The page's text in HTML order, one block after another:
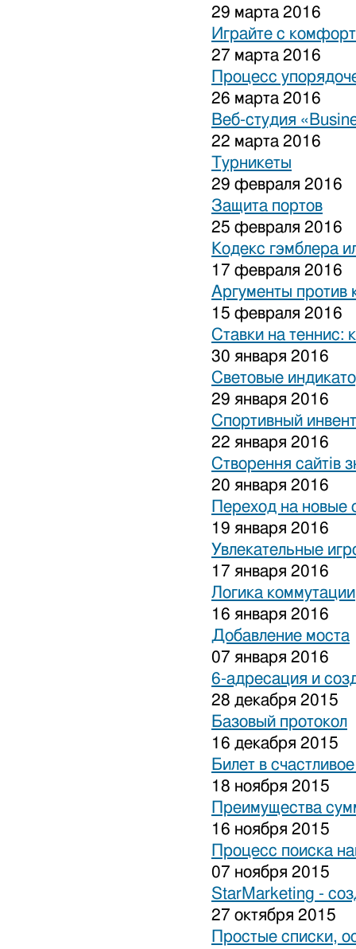
29 марта 2016
Играйте с
27 марта 2016
Процесс
26 марта 2016
Веб-студия
22 марта 2016
Турникеты
29 февраля 2016
Защита портов
25 февраля 2016
Кодекс гэмблера
17 февраля 2016
Аргументы против
15 февраля 2016
Ставки на теннис:
30 января 2016
Световые
29 января 2016
Спортивный
22 января 2016
Створення сайтів
20 января 2016
Переход на новые
19 января 2016
Увлекательные
17 января 2016
Логика коммутации
16 января 2016
Добавление моста
07 января 2016
6-адресация и
28 декабря 2015
Базовый протокол
16 декабря 2015
Билет в
18 ноября 2015
Преимущества
16 ноября 2015
Процесс поиска
07 ноября 2015
StarMarketing -
27 октября 2015
Простые списки,